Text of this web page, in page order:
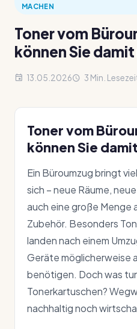
MACHEN
Toner vom
können Sie
13.05.2026 3 Min.
Toner vom
können Sie
Ein Büroumzug bringt
sich – neue Räume,
auch eine große Menge
Zubehör. Besonders
landen nach einem
Geräte möglicherweise
benötigen. Doch was
Tonerkartuschen?
nachhaltig noch